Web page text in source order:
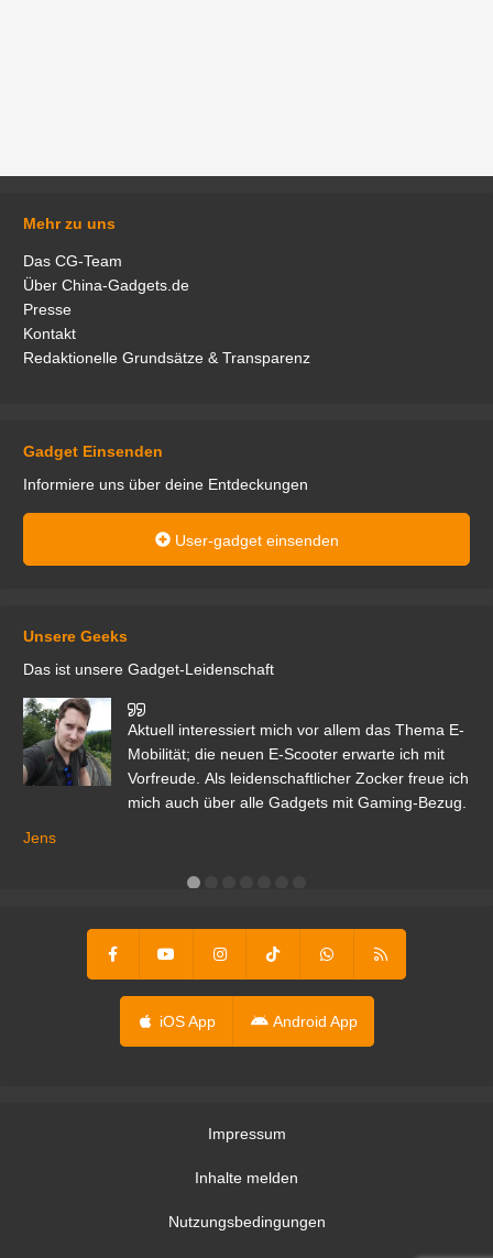
Mehr zu uns
Das CG-Team
Über China-Gadgets.de
Presse
Kontakt
Redaktionelle Grundsätze & Transparenz
Gadget Einsenden
Informiere uns über deine Entdeckungen
User-gadget einsenden
Unsere Geeks
Das ist unsere Gadget-Leidenschaft
Aktuell interessiert mich vor allem das Thema E-
Mobilität; die neuen E-Scooter erwarte ich mit
Vorfreude. Als leidenschaftlicher Zocker freue ich
mich auch über alle Gadgets mit Gaming-Bezug.
Jens
iOS App Android App
Impressum
Inhalte melden
Nutzungsbedingungen